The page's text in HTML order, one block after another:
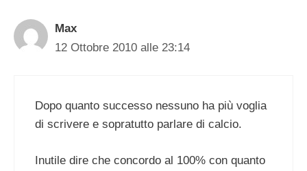
Max
12 Ottobre 2010 alle 23:14
Dopo quanto successo nessuno ha più voglia
di scrivere e sopratutto parlare di calcio.
Inutile dire che concordo al 100% con quanto